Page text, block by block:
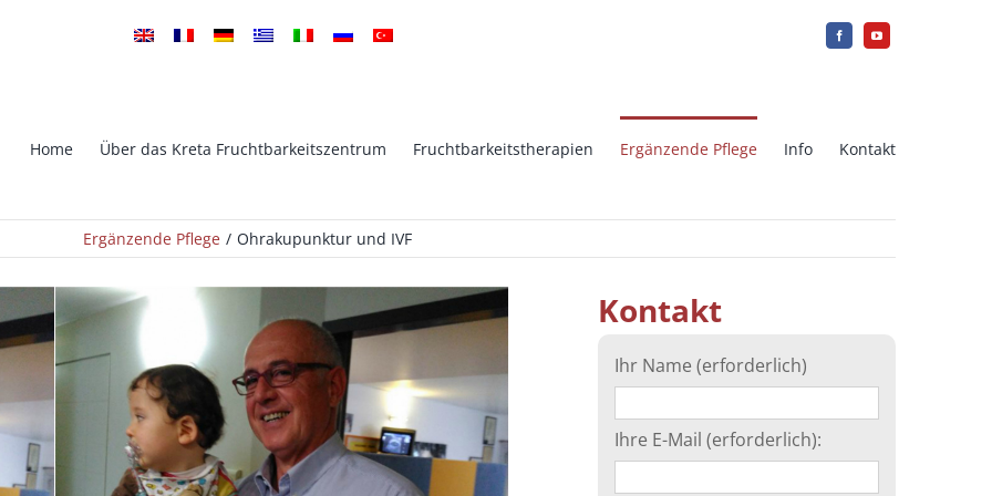
Home Über das Kreta Fruchtbarkeitszentrum Fruchtbarkeitstherapien
Fertilisation
ICSI Intrazytoplasmische Spermien
Injektion
Präimplantations
(PID)
PGS – Genetisches Screening vor der
Implantation
Array CGH
– Eisprung
TESA-TESE ICSI
von Embryonen
Sperma Kryokonservierung –
Samenbank
Ersatz mutter in Griechenland
(Surrogat-Mutter)
Ergänzende Pflege Info Kontakt
Ergänzende Pflege Ohrakupunktur und IVF
Kontakt
Ihr Name (erforderlich)
Ihre E-Mail (erforderlich):